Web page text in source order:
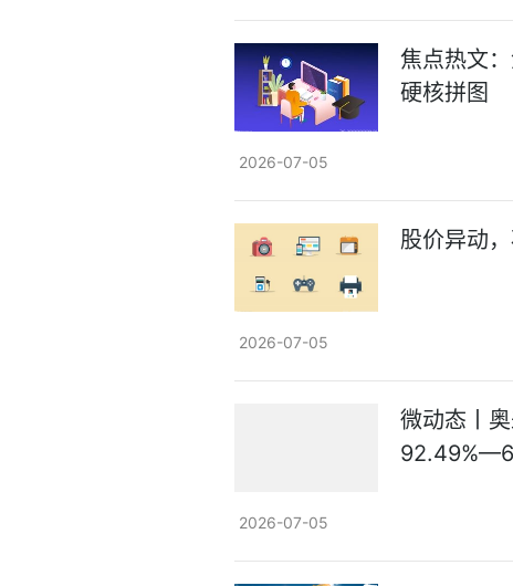
焦点热文
硬核拼图
2026-07-05
股价异动
2026-07-05
微动态丨
2026-07-05